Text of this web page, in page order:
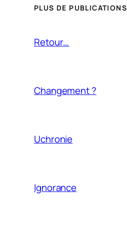
PLUS DE PUBLICATIONS
Retour…
Changement ?
Uchronie
Ignorance